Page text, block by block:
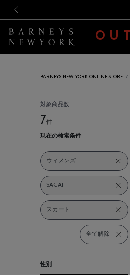
BARNEYS NEW YORK ONLINE STORE
対象商品数
7件
現在の検索条件
ウィメンズ
SACAI
スカート
全て解除
性別